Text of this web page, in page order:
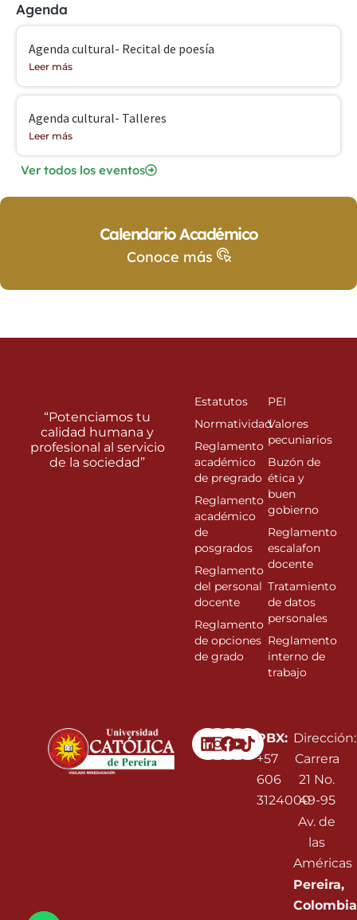
Agenda
Agenda cultural- Recital de poesía
Leer más
Agenda cultural- Talleres
Leer más
Ver todos los eventos
Calendario Académico
Conoce más
Linkedin
Instagram
Facebook
Youtube
PBX:
+57
606
3124000
Dirección:
Carrera
21 No.
49-95
Av. de
las
Américas
Pereira,
Colombia
“Potenciamos tu
calidad humana y
profesional al servicio
de la sociedad”
Estatutos
Normatividad
Reglamento
académico
de pregrado
Reglamento
académico
de
posgrados
Reglamento
del personal
docente
Reglamento
de opciones
de grado
PEI
Valores
pecuniarios
Buzón de
ética y
buen
gobierno
Reglamento
escalafon
docente
Tratamiento
de datos
personales
Reglamento
interno de
trabajo